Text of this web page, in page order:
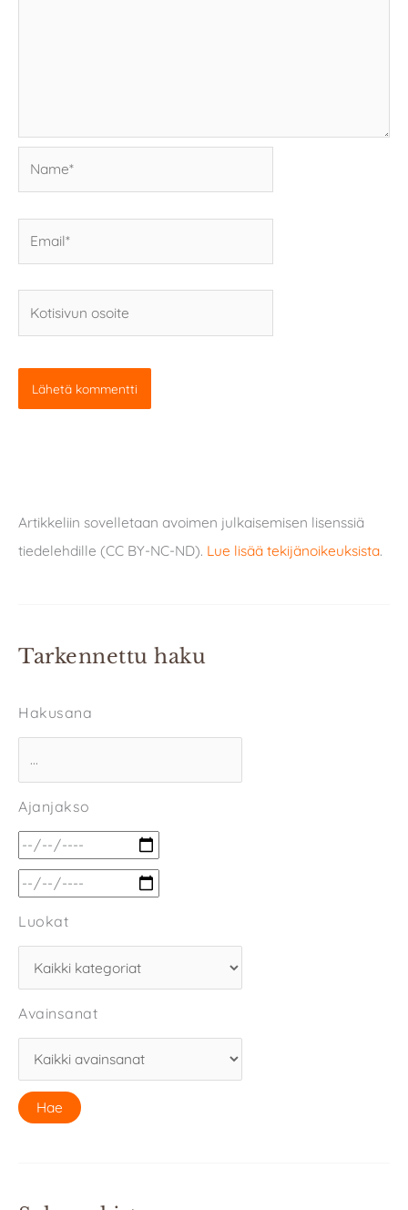
osoite
Artikkeliin sovelletaan avoimen julkaisemisen lisenssiä
tiedelehdille (CC BY-NC-ND). Lue lisää tekijänoikeuksista.
Tarkennettu haku
Hakusana
Ajanjakso
Luokat
Avainsanat